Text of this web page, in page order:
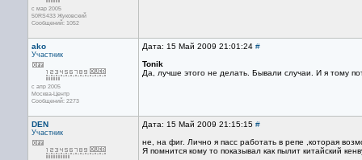
с мар 2005
50RS433 Жуковский
Сообщений: 1052
ako
Участник
с апр 2005
Москва-Центр
Сообщений: 2273
Дата: 15 Май 2009 21:01:24 #
Tonik
Да, лучше этого не делать. Бывали случаи. И я тому
DEN
Участник
Дата: 15 Май 2009 21:15:15 #
не, на фиг. Лично я пасс работать в репе ,которая
Я помнится кому то показывал как пылит китайский